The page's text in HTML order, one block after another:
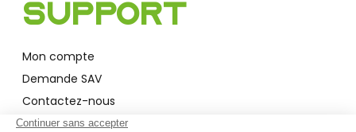
Support
Mon compte
Demande SAV
Contactez-nous
Garantie